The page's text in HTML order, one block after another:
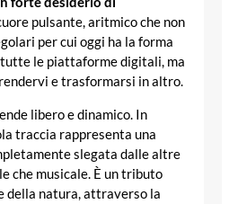
pulsante, aritmico che non
per cui oggi ha la forma
le piattaforme digitali, ma
e trasformarsi in altro.
libero e dinamico. In
traccia rappresenta una
slegata dalle altre
che musicale. È un tributo
della natura, attraverso la